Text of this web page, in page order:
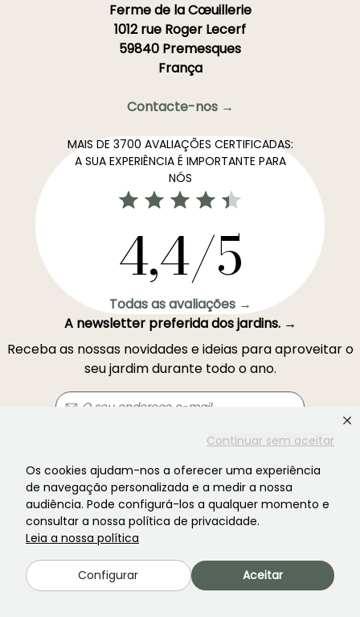
Continuar sem aceitar
Os cookies ajudam-nos a oferecer uma experiência
de navegação personalizada e a medir a nossa
audiência. Pode configurá-los a qualquer momento e
consultar a nossa política de privacidade.
Leia a nossa política
Configurar Aceitar
Ferme de la Cœuillerie
1012 rue Roger Lecerf
59840 Premesques
França
Contacte-nos →
MAIS DE 3700 AVALIAÇÕES CERTIFICADAS:
A SUA EXPERIÊNCIA É IMPORTANTE PARA
NÓS
4,4/5
Todas as avaliações →
A newsletter preferida dos jardins. →
Receba as nossas novidades e ideias para aproveitar o
seu jardim durante todo o ano.
Este formulário está protegido pelo reCAPTCHA - aplicam-se aTermos de
Política de Privacidade do Google.